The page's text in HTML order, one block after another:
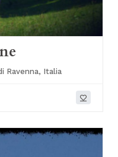
Ravenna, Italia